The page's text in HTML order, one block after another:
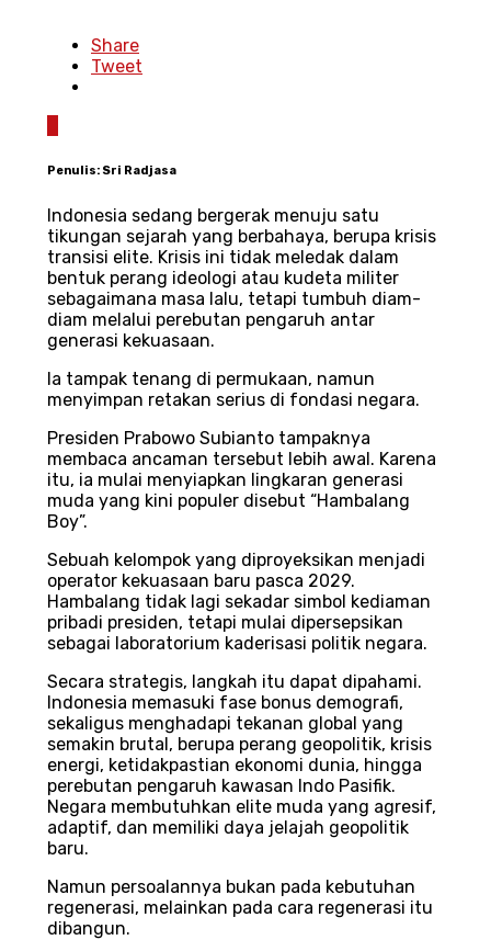
Share
Tweet
Penulis: Sri Radjasa
Indonesia sedang bergerak menuju satu
tikungan sejarah yang berbahaya, berupa krisis
transisi elite. Krisis ini tidak meledak dalam
bentuk perang ideologi atau kudeta militer
sebagaimana masa lalu, tetapi tumbuh diam-
diam melalui perebutan pengaruh antar
generasi kekuasaan.
Ia tampak tenang di permukaan, namun
menyimpan retakan serius di fondasi negara.
Presiden Prabowo Subianto tampaknya
membaca ancaman tersebut lebih awal. Karena
itu, ia mulai menyiapkan lingkaran generasi
muda yang kini populer disebut “Hambalang
Boy”.
Sebuah kelompok yang diproyeksikan menjadi
operator kekuasaan baru pasca 2029.
Hambalang tidak lagi sekadar simbol kediaman
pribadi presiden, tetapi mulai dipersepsikan
sebagai laboratorium kaderisasi politik negara.
Secara strategis, langkah itu dapat dipahami.
Indonesia memasuki fase bonus demografi,
sekaligus menghadapi tekanan global yang
semakin brutal, berupa perang geopolitik, krisis
energi, ketidakpastian ekonomi dunia, hingga
perebutan pengaruh kawasan Indo Pasifik.
Negara membutuhkan elite muda yang agresif,
adaptif, dan memiliki daya jelajah geopolitik
baru.
Namun persoalannya bukan pada kebutuhan
regenerasi, melainkan pada cara regenerasi itu
dibangun.